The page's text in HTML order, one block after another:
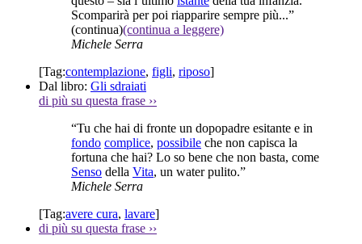
Scomparirà per poi riapparire sempre più...”
(continua)(continua a leggere)
Michele Serra
[Tag:contemplazione, figli, riposo]
Dal libro: Gli sdraiati
di più su questa frase ››
“Tu che hai di fronte un dopopadre esitante e in
fondo complice, possibile che non capisca la
fortuna che hai? Lo so bene che non basta, come
Senso della Vita, un water pulito.”
Michele Serra
[Tag:avere cura, lavare]
di più su questa frase ››